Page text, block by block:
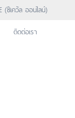
(ซีเคว้ล ออนไลน์)
ติดต่อเรา